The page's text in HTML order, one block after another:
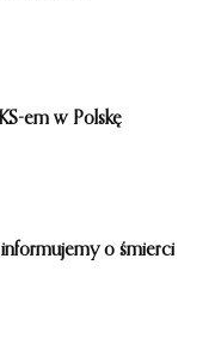
em w Polskę
o śmierci